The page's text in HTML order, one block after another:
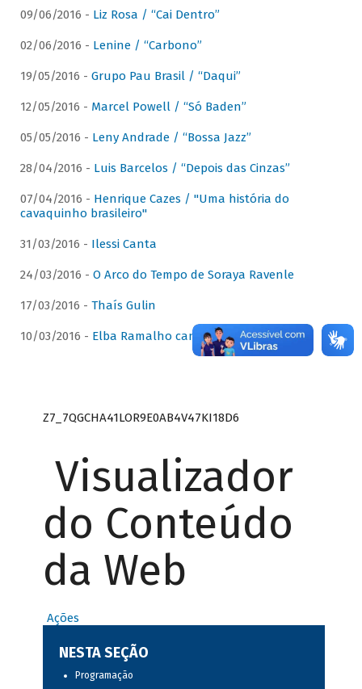
09/06/2016 - Liz Rosa / “Cai Dentro”
02/06/2016 - Lenine / “Carbono”
19/05/2016 - Grupo Pau Brasil / “Daqui”
12/05/2016 - Marcel Powell / “Só Baden”
05/05/2016 - Leny Andrade / “Bossa Jazz”
28/04/2016 - Luis Barcelos / “Depois das Cinzas”
07/04/2016 - Henrique Cazes / "Uma história do
cavaquinho brasileiro"
31/03/2016 - Ilessi Canta
24/03/2016 - O Arco do Tempo de Soraya Ravenle
17/03/2016 - Thaís Gulin
10/03/2016 - Elba Ramalho canta Dominguinhos
Z7_7QGCHA41LOR9E0AB4V47KI18D6
Visualizador
do Conteúdo
da Web
Ações
NESTA SEÇÃO
Programação